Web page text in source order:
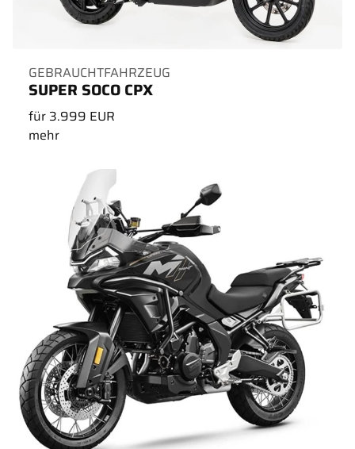
GEBRAUCHTFAHRZEUG
SUPER SOCO CPX
für 3.999 EUR
mehr